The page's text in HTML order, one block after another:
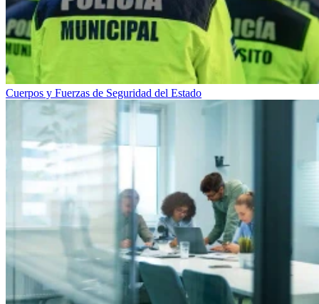
Cuerpos y Fuerzas de Seguridad del Estado